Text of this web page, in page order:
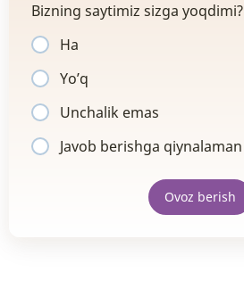
Bizning saytimiz sizga yoqdimi?
Ha
Yo’q
Unchalik emas
Javob berishga qiynalaman
Ovoz berish